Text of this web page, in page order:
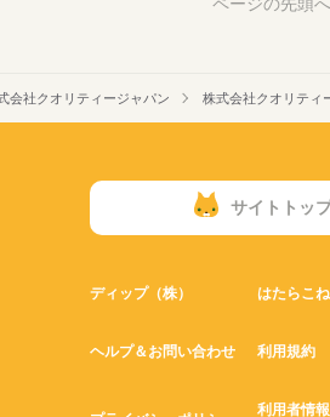
会社クオリティージャパン 株式会社クオリティ
サイトトッ
ディップ（株） はたらこ
ヘルプ＆お問い合わせ 利用規約
利用者情